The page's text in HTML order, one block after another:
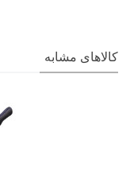
کالاهای مشابه